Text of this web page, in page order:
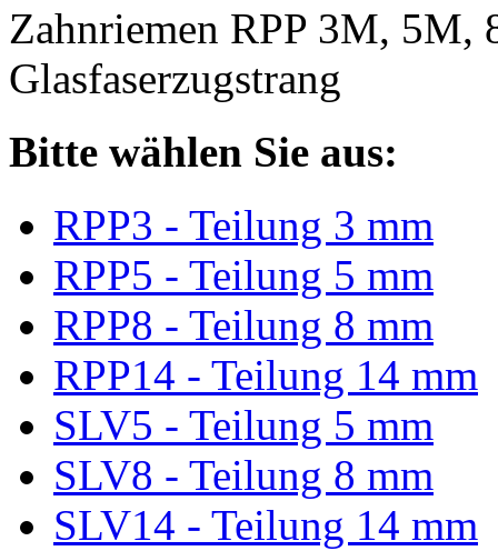
Zahnriemen RPP 3M, 5M,
Glasfaserzugstrang
Bitte wählen Sie aus:
RPP3 - Teilung 3 mm
RPP5 - Teilung 5 mm
RPP8 - Teilung 8 mm
RPP14 - Teilung 14 mm
SLV5 - Teilung 5 mm
SLV8 - Teilung 8 mm
SLV14 - Teilung 14 mm